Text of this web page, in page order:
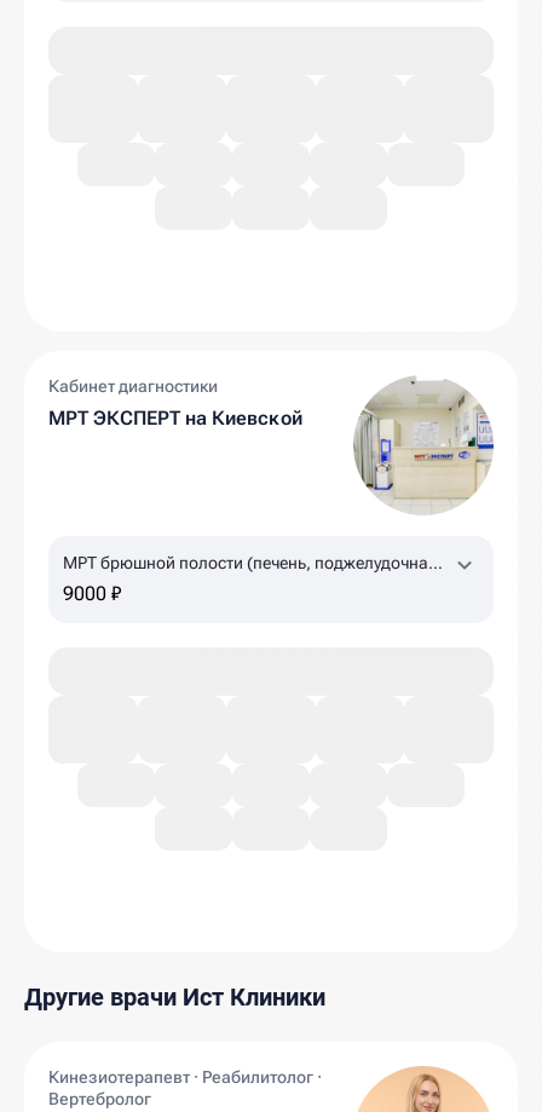
Кабинет диагностики
МРТ ЭКСПЕРТ на Киевской
МРТ брюшной полости (печень, поджелудочная
железа, желчный пузырь, селезенка)
9000 ₽
Другие врачи Ист Клиники
Кинезиотерапевт · Реабилитолог ·
Вертебролог